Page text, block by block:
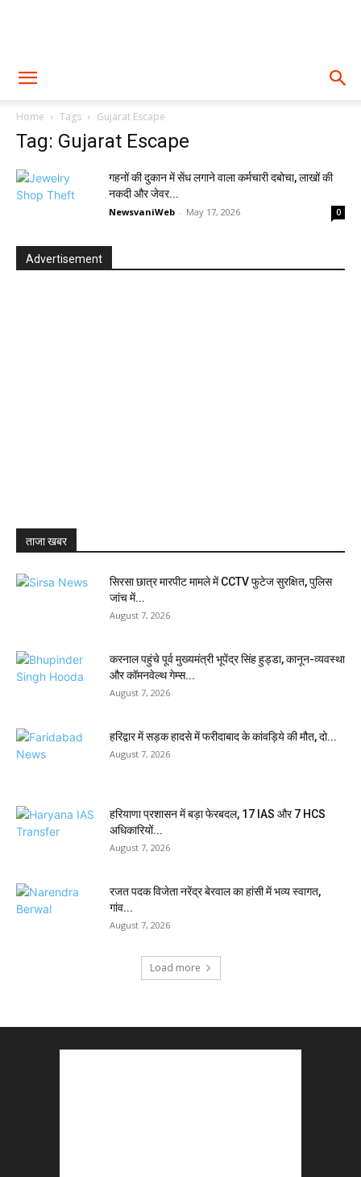
Home Tags Gujarat Escape
Tag: Gujarat Escape
गहनों की दुकान में सेंध लगाने वाला कर्मचारी दबोचा, लाखों की
नकदी और जेवर...
NewsvaniWeb - May 17, 2026 0
Advertisement
ताजा खबर
सिरसा छात्र मारपीट मामले में CCTV फुटेज सुरक्षित, पुलिस
जांच में...
August 7, 2026
करनाल पहुंचे पूर्व मुख्यमंत्री भूपेंद्र सिंह हुड्डा, कानून-व्यवस्था
और कॉमनवेल्थ गेम्स...
August 7, 2026
हरिद्वार में सड़क हादसे में फरीदाबाद के कांवड़िये की मौत, दो...
August 7, 2026
हरियाणा प्रशासन में बड़ा फेरबदल, 17 IAS और 7 HCS
अधिकारियों...
August 7, 2026
रजत पदक विजेता नरेंद्र बेरवाल का हांसी में भव्य स्वागत,
गांव...
August 7, 2026
Load more